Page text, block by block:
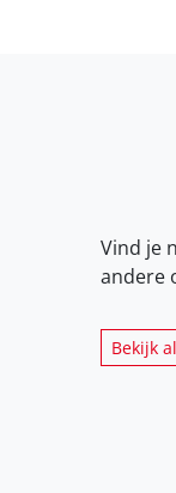
Vind je
andere
Bekijk